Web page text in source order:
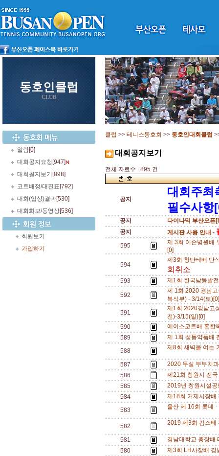
동호인클럽
CLUB
알림 [0]
대회공지요청 [947]
대회공지보기 [898]
코트배정/대진표 [792]
대회(입상)결과[530]
대회화보/동영상[536]
회원보기
가입하기
클럽 >> 테니스동호회 >> 동호인대회클럽
대회공지보기
전체 자료수 : 895 건
공지
대회주최
필수사항
공지
다이나믹 부산오픈
공지
게시판 사용 안내 -
595
제 3회 이손병원배
[0]
594
제3회 창단테배 단
회취소
593 제1회 한국남동발
592
제 1회 2020 경남
복식부) - 3/14(토
591
제1회 2020경남고
전)-3/15(일)[0]
590
에이스코트배 혼합
589
제 1회 성동약품배
588
제8회 새벽을 여는
587
2020 두실 부부치
586
제21회 창원시 전
585
2019년 창원시설
584
제18회 거제시장
583
울산 제 16회 롯데
582 2019 제3회 킴스배
581
경남대학교 총장
580
제3회 LH사장배